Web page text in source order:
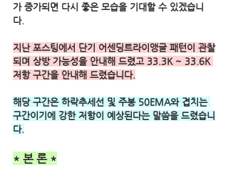
가 증가되면 다시 좋은 모습을 기대할 수 있겠습니
다.
지난 포스팅에서 단기 어센딩트라이앵글 패턴이 관찰
되며 상방 가능성을 안내해 드렸고 33.3K ~ 33.6K
저항 구간을 안내해 드렸습니다.
해당 구간은 하락추세선 및 주봉 50EMA와 겹치는
구간이기에 강한 저항이 예상된다는 말씀을 드렸습니
다.
* 본 론 *